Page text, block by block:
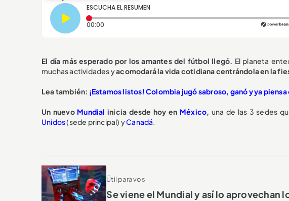
ESCUCHA EL RESUMEN
00:00
El día más esperado por los amantes del fútbol llegó. El planeta
muchas actividades yacomodará la vida cotidiana centrándola en la
Lea también: ¡Estamos listos! Colombia jugó sabroso, ganó y ya piensa
Un nuevo Mundial inicia desde hoy en México, una de las 3 sedes
Unidos(sede principal) yCanadá.
Útil para vos
Se viene el Mundial y así lo aprovechan